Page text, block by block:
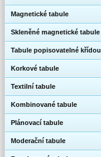
Magnetické tabule
Skleněné magnetické tabule
Tabule popisovatelné křídou
Korkové tabule
Textilní tabule
Kombinované tabule
Plánovací tabule
Moderační tabule